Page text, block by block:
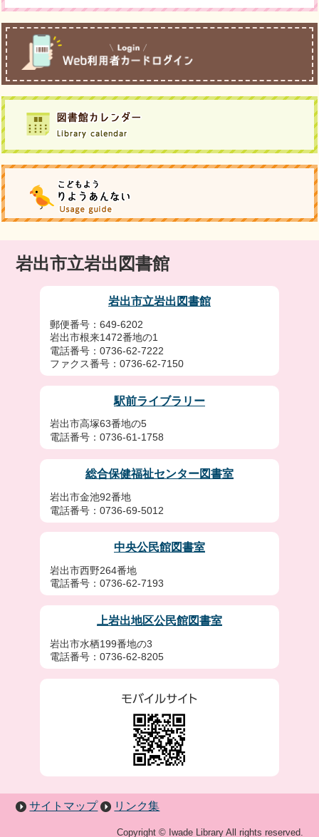
岩出市立岩出図書館
岩出市立岩出図書館
郵便番号：649-6202
岩出市根来1472番地の1
電話番号：0736-62-7222
ファクス番号：0736-62-7150
駅前ライブラリー
岩出市高塚63番地の5
電話番号：0736-61-1758
総合保健福祉センター図書室
岩出市金池92番地
電話番号：0736-69-5012
中央公民館図書室
岩出市西野264番地
電話番号：0736-62-7193
上岩出地区公民館図書室
岩出市水栖199番地の3
電話番号：0736-62-8205
サイトマップ リンク集
Copyright © Iwade Library All rights reserved.